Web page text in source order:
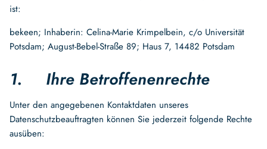
ist:
bekeen; Inhaberin: Celina-Marie Krimpelbein, c/o Universität
Potsdam; August-Bebel-Straße 89; Haus 7, 14482 Potsdam
1. Ihre Betroffenenrechte
Unter den angegebenen Kontaktdaten unseres
Datenschutzbeauftragten können Sie jederzeit folgende Rechte
ausüben: